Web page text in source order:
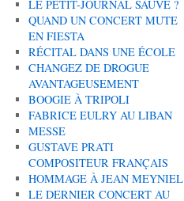
LE PETIT-JOURNAL SAUVÉ ?
QUAND UN CONCERT MUTE
EN FIESTA
RÉCITAL DANS UNE ÉCOLE
CHANGEZ DE DROGUE
AVANTAGEUSEMENT
BOOGIE À TRIPOLI
FABRICE EULRY AU LIBAN
MESSE
GUSTAVE PRATI
COMPOSITEUR FRANÇAIS
HOMMAGE À JEAN MEYNIEL
LE DERNIER CONCERT AU